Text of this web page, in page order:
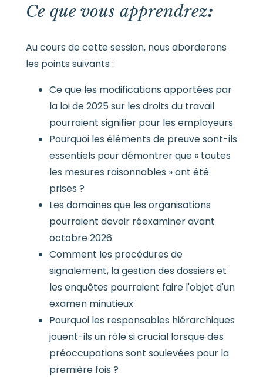
Ce que vous apprendrez:
Au cours de cette session, nous aborderons
les points suivants :
Ce que les modifications apportées par
la loi de 2025 sur les droits du travail
pourraient signifier pour les employeurs
Pourquoi les éléments de preuve sont-ils
essentiels pour démontrer que « toutes
les mesures raisonnables » ont été
prises ?
Les domaines que les organisations
pourraient devoir réexaminer avant
octobre 2026
Comment les procédures de
signalement, la gestion des dossiers et
les enquêtes pourraient faire l'objet d'un
examen minutieux
Pourquoi les responsables hiérarchiques
jouent-ils un rôle si crucial lorsque des
préoccupations sont soulevées pour la
première fois ?